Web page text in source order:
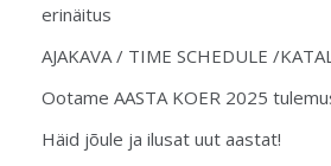
erinäitus
AJAKAVA / TIME SCHEDULE /
Ootame AASTA KOER 2025
Häid jõule ja ilusat uut aastat!